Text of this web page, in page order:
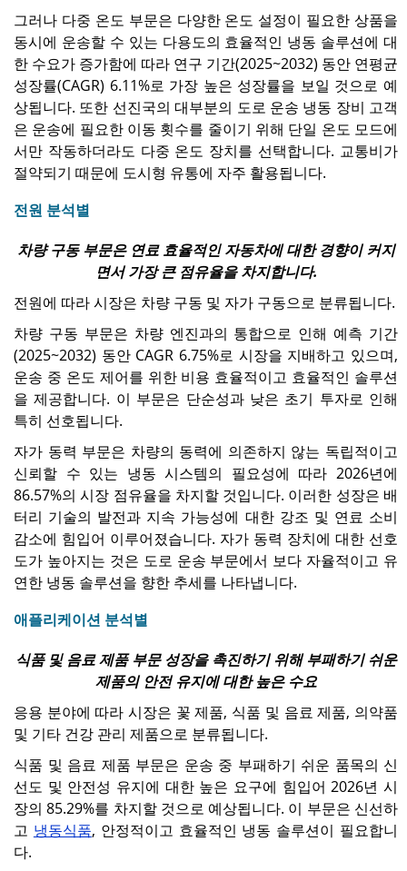
그러나 다중 온도 부문은 다양한 온도 설정이 필요한 상품을
동시에 운송할 수 있는 다용도의 효율적인 냉동 솔루션에 대
한 수요가 증가함에 따라 연구 기간(2025~2032) 동안 연평균
성장률(CAGR) 6.11%로 가장 높은 성장률을 보일 것으로 예
상됩니다. 또한 선진국의 대부분의 도로 운송 냉동 장비 고객
은 운송에 필요한 이동 횟수를 줄이기 위해 단일 온도 모드에
서만 작동하더라도 다중 온도 장치를 선택합니다. 교통비가
절약되기 때문에 도시형 유통에 자주 활용됩니다.
전원 분석별
차량 구동 부문은 연료 효율적인 자동차에 대한 경향이 커지
면서 가장 큰 점유율을 차지합니다.
전원에 따라 시장은 차량 구동 및 자가 구동으로 분류됩니다.
차량 구동 부문은 차량 엔진과의 통합으로 인해 예측 기간
(2025~2032) 동안 CAGR 6.75%로 시장을 지배하고 있으며,
운송 중 온도 제어를 위한 비용 효율적이고 효율적인 솔루션
을 제공합니다. 이 부문은 단순성과 낮은 초기 투자로 인해
특히 선호됩니다.
자가 동력 부문은 차량의 동력에 의존하지 않는 독립적이고
신뢰할 수 있는 냉동 시스템의 필요성에 따라 2026년에
86.57%의 시장 점유율을 차지할 것입니다. 이러한 성장은 배
터리 기술의 발전과 지속 가능성에 대한 강조 및 연료 소비
감소에 힘입어 이루어졌습니다. 자가 동력 장치에 대한 선호
도가 높아지는 것은 도로 운송 부문에서 보다 자율적이고 유
연한 냉동 솔루션을 향한 추세를 나타냅니다.
애플리케이션 분석별
식품 및 음료 제품 부문 성장을 촉진하기 위해 부패하기 쉬운
제품의 안전 유지에 대한 높은 수요
응용 분야에 따라 시장은 꽃 제품, 식품 및 음료 제품, 의약품
및 기타 건강 관리 제품으로 분류됩니다.
식품 및 음료 제품 부문은 운송 중 부패하기 쉬운 품목의 신
선도 및 안전성 유지에 대한 높은 요구에 힘입어 2026년 시
장의 85.29%를 차지할 것으로 예상됩니다. 이 부문은 신선하
고 냉동식품, 안정적이고 효율적인 냉동 솔루션이 필요합니
다.